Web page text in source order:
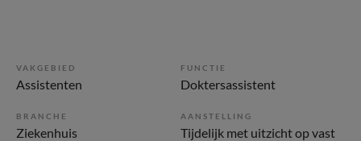
VAKGEBIED
Assistenten
FUNCTIE
Doktersassistent
BRANCHE
Ziekenhuis
AANSTELLING
Tijdelijk met uitzicht op vast